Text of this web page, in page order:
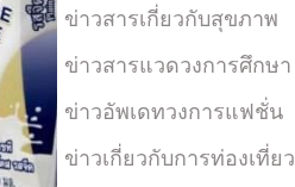
ข่าวสารเกี่ยวกับสุขภาพ
ข่าวสารแวดวงการศึกษา
ข่าวอัพเดทวงการแฟชั่น
ข่าวเกี่ยวกับการท่องเที่ยว